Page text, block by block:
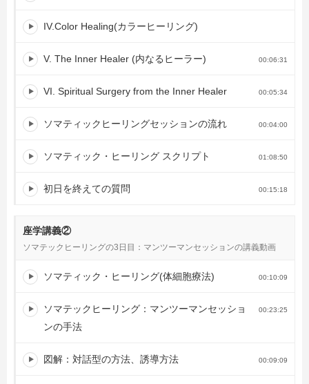
IV.Color Healing(カラーヒーリング)
V. The Inner Healer (内なるヒーラー) 00:06:31
VI. Spiritual Surgery from the Inner Healer 00:05:34
ソマティックヒーリングセッションの流れ 00:04:00
ソマティック・ヒーリング スクリプト 01:08:50
初日を終えての質問 00:15:18
座学講義②
ソマテックヒーリングの3日目：マンツーマンセッションの講義動画
ソマティック・ヒーリング(体細胞療法) 00:10:09
ソマテックヒーリング：マンツーマンセッショ
ンの手法
00:23:25
図解：対話型の方法、誘導方法 00:09:09